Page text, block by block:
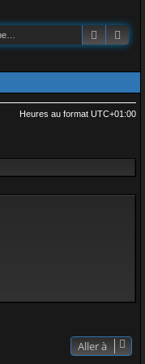
Heures au format UTC+01:00
Aller à